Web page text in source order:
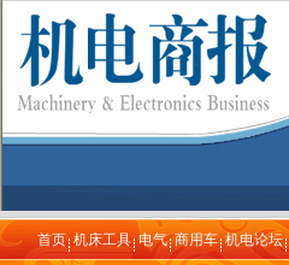
首页 机床工具 电气 商用车 机电论坛